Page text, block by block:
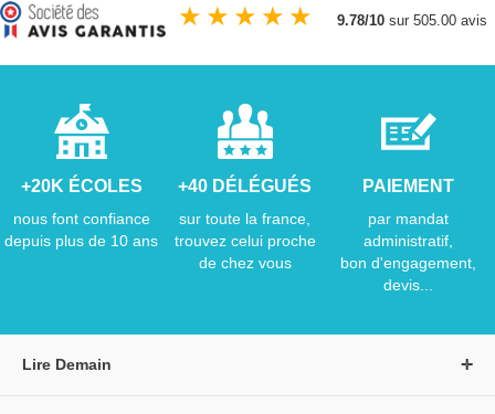
★ ★ ★ ★ ★ 9.78/10 sur 505.00 avis
+20K ÉCOLES
nous font confiance
depuis plus de 10 ans
+40 DÉLÉGUÉS
sur toute la france,
trouvez celui proche
de chez vous
PAIEMENT
par mandat
administratif,
bon d'engagement,
devis...
Lire Demain